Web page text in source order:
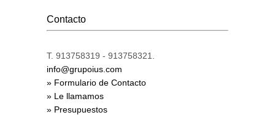
Contacto
T. 913758319 - 913758321.
info@grupoius.com
» Formulario de Contacto
» Le llamamos
» Presupuestos